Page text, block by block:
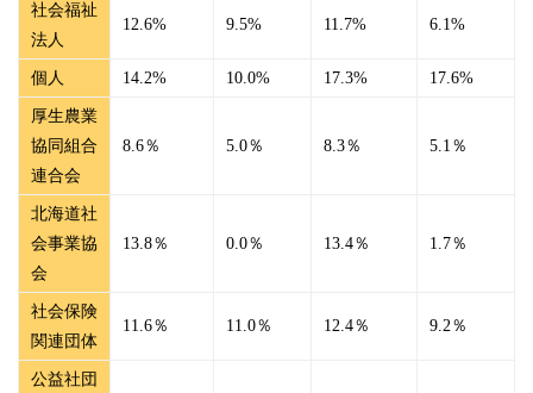
社会福祉
法人
12.6% 9.5% 11.7% 6.1%
個人 14.2% 10.0% 17.3% 17.6%
厚生農業
協同組合
連合会
8.6％ 5.0％ 8.3％ 5.1％
北海道社
会事業協
会
13.8％ 0.0％ 13.4％ 1.7％
社会保険
関連団体
11.6％ 11.0％ 12.4％ 9.2％
公益社団